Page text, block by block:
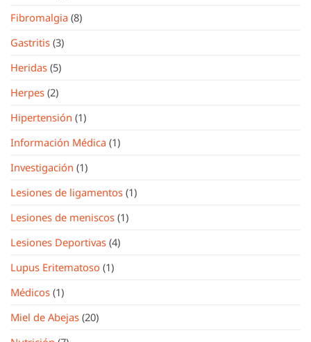
Fibromalgia (8)
Gastritis (3)
Heridas (5)
Herpes (2)
Hipertensión (1)
Información Médica (1)
Investigación (1)
Lesiones de ligamentos (1)
Lesiones de meniscos (1)
Lesiones Deportivas (4)
Lupus Eritematoso (1)
Médicos (1)
Miel de Abejas (20)